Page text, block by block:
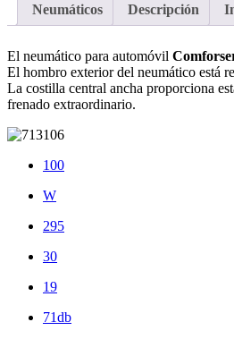
Neumáticos Descripción
El neumático para automóvil
El hombro exterior del neumático está
La costilla central ancha proporciona
frenado extraordinario.
100
W
295
30
19
71db